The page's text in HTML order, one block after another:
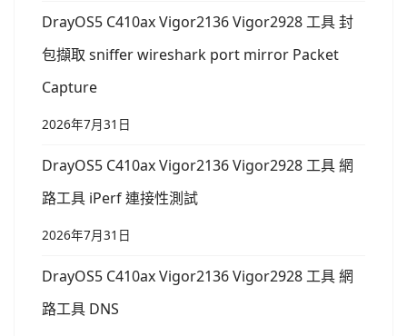
DrayOS5 C410ax Vigor2136 Vigor2928 工具 封
包擷取 sniffer wireshark port mirror Packet
Capture
2026年7月31日
DrayOS5 C410ax Vigor2136 Vigor2928 工具 網
路工具 iPerf 連接性測試
2026年7月31日
DrayOS5 C410ax Vigor2136 Vigor2928 工具 網
路工具 DNS